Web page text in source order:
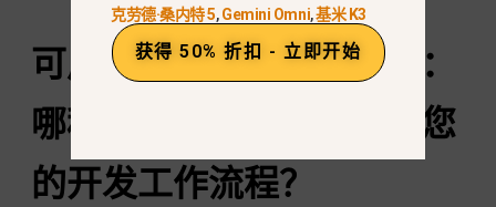
可用性和开发人员友好性：
哪种人工智能工具最适合您
的开发工作流程？
克劳德·桑内特 5,Gemini Omni,基米 K3
获得 50% 折扣 - 立即开始